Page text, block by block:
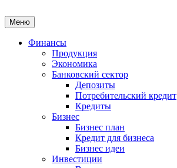
Меню
Финансы
Продукция
Экономика
Банковский сектор
Депозиты
Потребительский кредит
Кредиты
Бизнес
Бизнес план
Кредит для бизнеса
Бизнес идеи
Инвестиции